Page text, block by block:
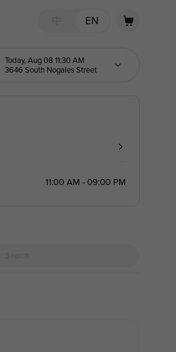
EN
Today, Aug 08 11:30 AM
3646 South Nogales Street
11:00 AM - 09:00 PM